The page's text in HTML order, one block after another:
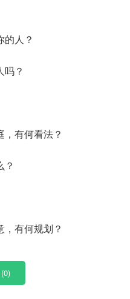
人？
吗？
有何看法？
？
有何规划？
0)